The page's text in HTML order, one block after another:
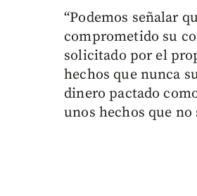
“Podemos señalar
comprometido su
solicitado por el
hechos que nunca
dinero pactado
unos hechos que